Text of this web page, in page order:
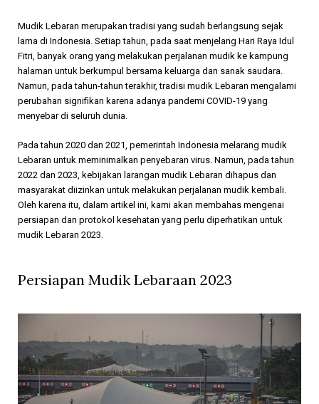
Mudik Lebaran merupakan tradisi yang sudah berlangsung sejak
lama di Indonesia. Setiap tahun, pada saat menjelang Hari Raya Idul
Fitri, banyak orang yang melakukan perjalanan mudik ke kampung
halaman untuk berkumpul bersama keluarga dan sanak saudara.
Namun, pada tahun-tahun terakhir, tradisi mudik Lebaran mengalami
perubahan signifikan karena adanya pandemi COVID-19 yang
menyebar di seluruh dunia.
Pada tahun 2020 dan 2021, pemerintah Indonesia melarang mudik
Lebaran untuk meminimalkan penyebaran virus. Namun, pada tahun
2022 dan 2023, kebijakan larangan mudik Lebaran dihapus dan
masyarakat diizinkan untuk melakukan perjalanan mudik kembali.
Oleh karena itu, dalam artikel ini, kami akan membahas mengenai
persiapan dan protokol kesehatan yang perlu diperhatikan untuk
mudik Lebaran 2023.
Persiapan Mudik Lebaraan 2023